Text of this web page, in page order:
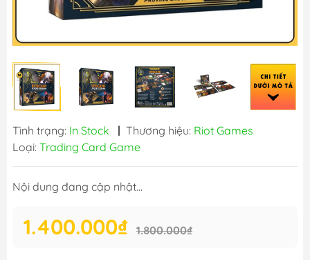
Tình trạng: In Stock | Thương hiệu: Riot Games
Loại: Trading Card Game
Nội dung đang cập nhật...
1.400.000₫ 1.800.000₫